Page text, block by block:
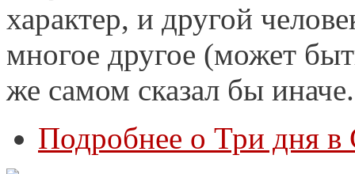
характер, и другой
многое другое (может
же самом сказал бы иначе.
Подробнее о Три дня в